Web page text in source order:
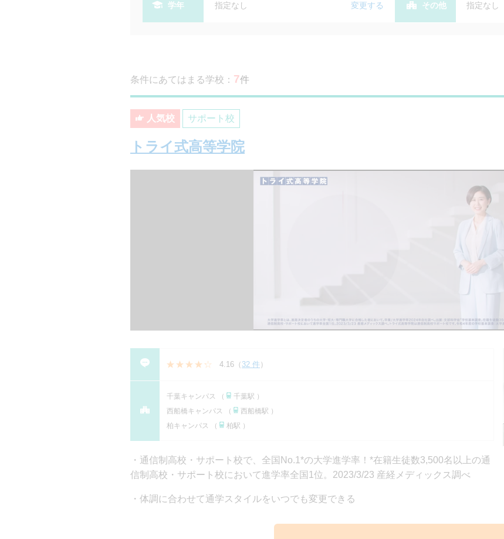
学年 指定なし 変更する その他 指定なし
条件にあてはまる学校： 7件
人気校 サポート校
トライ式高等学院
4.16 （ 32 件）
千葉キャンパス （
千葉駅 ）
西船橋キャンパス （
西船橋駅 ）
柏キャンパス （
柏駅 ）
通信制高校・サポート校で、全国No.1*の大学進学率！*在籍⽣徒数3,500名以上の通
信制⾼校・サポート校において進学率全国1位。2023/3/23 産経メディックス調べ
体調に合わせて通学スタイルをいつでも変更できる